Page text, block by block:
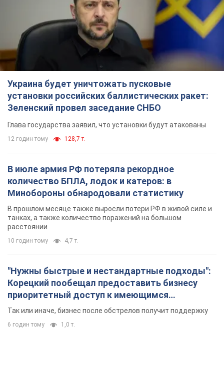
Украина будет уничтожать пусковые
установки российских баллистических ракет:
Зеленский провел заседание СНБО
Глава государства заявил, что установки будут атакованы
12 годин тому 128,7 т.
В июле армия РФ потеряла рекордное
количество БПЛА, лодок и катеров: в
Минобороны обнародовали статистику
В прошлом месяце также выросли потери РФ в живой силе и
танках, а также количество поражений на большом
расстоянии
10 годин тому 4,7 т.
"Нужны быстрые и нестандартные подходы":
Корецкий пообещал предоставить бизнесу
приоритетный доступ к имеющимся
складским помещениям
Так или иначе, бизнес после обстрелов получит поддержку
6 годин тому 1,0 т.